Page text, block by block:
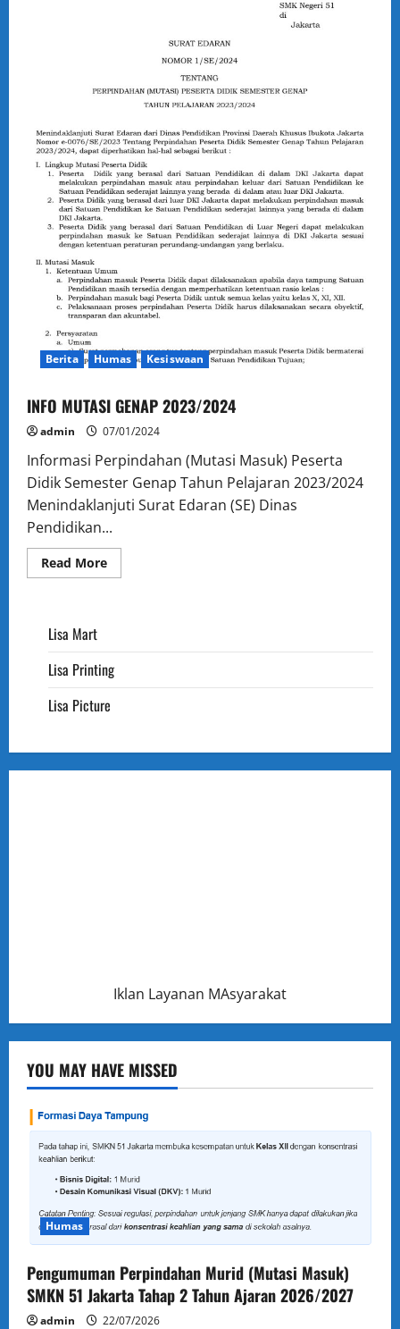
Berita Humas Kesiswaan
INFO MUTASI GENAP 2023/2024
admin 07/01/2024
Informasi Perpindahan (Mutasi Masuk) Peserta
Didik Semester Genap Tahun Pelajaran 2023/2024
Menindaklanjuti Surat Edaran (SE) Dinas
Pendidikan...
Read MoreRead
more
Lisa Mart
Lisa Printing
Lisa Picture
Iklan Layanan MAsyarakat
YOU MAY HAVE MISSED
Humas
Pengumuman Perpindahan Murid (Mutasi Masuk)
SMKN 51 Jakarta Tahap 2 Tahun Ajaran 2026/2027
admin 22/07/2026